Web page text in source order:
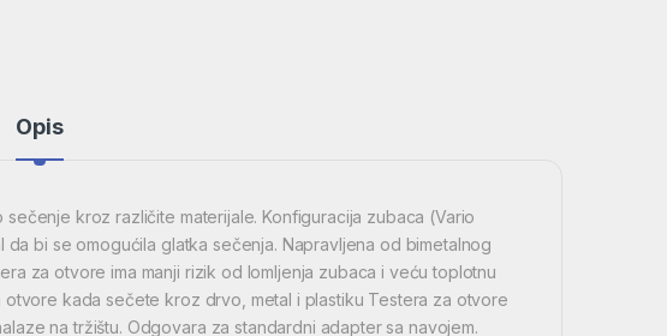
Opis
kroz različite materijale. Konfiguracija zubaca (Vario
bi se omogućila glatka sečenja. Napravljena od bimetalnog
za otvore ima manji rizik od lomljenja zubaca i veću toplotnu
kada sečete kroz drvo, metal i plastiku Testera za otvore
na tržištu. Odgovara za standardni adapter sa navojem.